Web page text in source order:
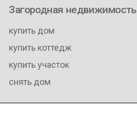
Загородная недвижимость
купить дом
купить коттедж
купить участок
снять дом